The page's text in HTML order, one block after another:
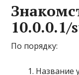
10.0.0.1/
По порядку:
Название